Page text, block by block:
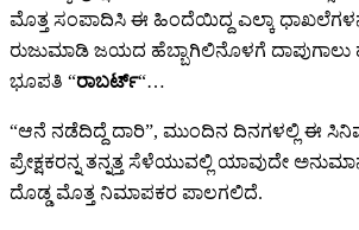
ಮೊತ್ತ ಸಂಪಾದಿಸಿ ಈ ಹಿಂದೆಯಿದ್ದ ಎಲ್ಕಾ
ರುಜುಮಾಡಿ ಜಯದ ಹೆಬ್ಬಾಗಿಲಿನೊಳಗೆ ದಾಪುಗಾಲು
ಭೂಪತಿ “ರಾಬರ್ಟ್“…
“ಆನೆ ನಡೆದಿದ್ದೆ ದಾರಿ”, ಮುಂದಿನ ದಿನಗಳಲ್ಲಿ ಈ
ಪ್ರೇಕ್ಷಕರನ್ನ ತನ್ನತ್ತ ಸೆಳೆಯುವಲ್ಲಿ ಯಾವುದೇ
ದೊಡ್ಡ ಮೊತ್ತ ನಿಮಾಪಕರ ಪಾಲಗಲಿದೆ.